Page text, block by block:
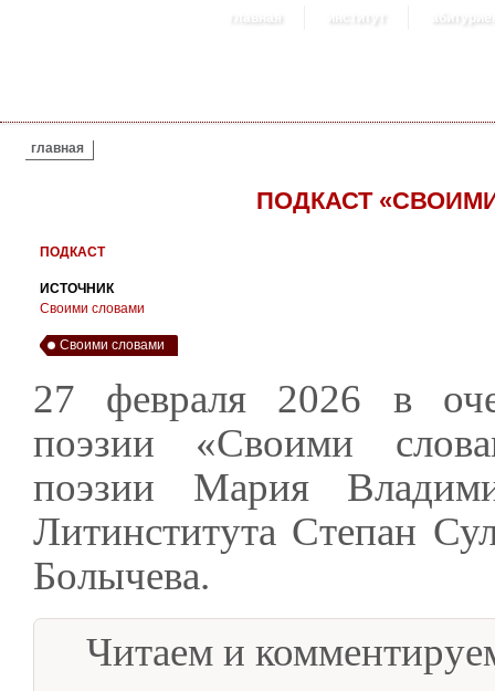
главная институт
ВЫ ЗДЕСЬ
главная
ПОДКАСТ
ПОДКАСТ
ИСТОЧНИК
Своими словами
Своими словами
27 февраля 2026 в
поэзии «Своими
поэзии Мария
Литинститута Степан
Болычева.
Читаем и